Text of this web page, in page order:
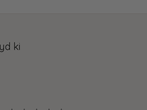
ki